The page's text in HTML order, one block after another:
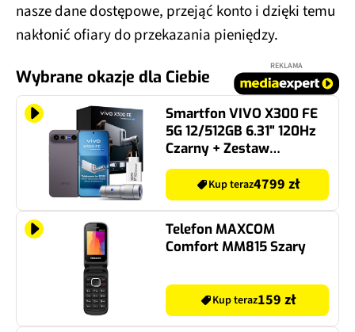
nasze dane dostępowe, przejąć konto i dzięki temu
nakłonić ofiary do przekazania pieniędzy.
Wybrane okazje dla Ciebie
REKLAMA
Smartfon VIVO X300 FE
5G 12/512GB 6.31" 120Hz
Czarny + Zestaw
Kup teraz4799 zł
Telefon MAXCOM
Comfort MM815 Szary
Kup teraz159 zł